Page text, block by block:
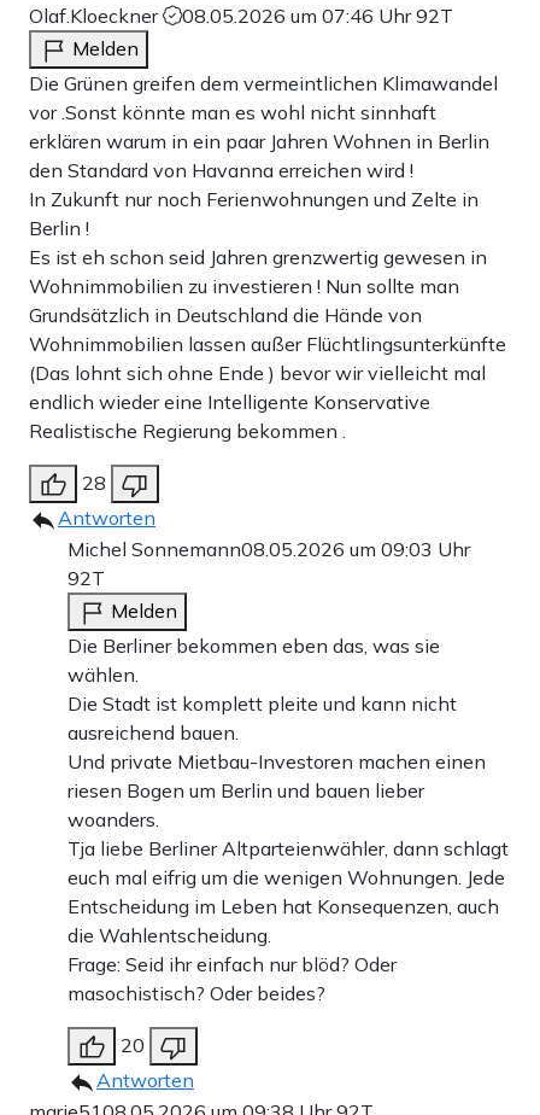
Olaf.Kloeckner
08.05.2026 um 07:46 Uhr92T
Melden
Die Grünen greifen dem vermeintlichen Klimawandel
vor .Sonst könnte man es wohl nicht sinnhaft
erklären warum in ein paar Jahren Wohnen in Berlin
den Standard von Havanna erreichen wird !
In Zukunft nur noch Ferienwohnungen und Zelte in
Berlin !
Es ist eh schon seid Jahren grenzwertig gewesen in
Wohnimmobilien zu investieren ! Nun sollte man
Grundsätzlich in Deutschland die Hände von
Wohnimmobilien lassen außer Flüchtlingsunterkünfte
(Das lohnt sich ohne Ende ) bevor wir vielleicht mal
endlich wieder eine Intelligente Konservative
Realistische Regierung bekommen .
28
Antworten
Michel Sonnemann08.05.2026 um 09:03 Uhr
92T
Melden
Die Berliner bekommen eben das, was sie
wählen.
Die Stadt ist komplett pleite und kann nicht
ausreichend bauen.
Und private Mietbau-Investoren machen einen
riesen Bogen um Berlin und bauen lieber
woanders.
Tja liebe Berliner Altparteienwähler, dann schlagt
euch mal eifrig um die wenigen Wohnungen. Jede
Entscheidung im Leben hat Konsequenzen, auch
die Wahlentscheidung.
Frage: Seid ihr einfach nur blöd? Oder
masochistisch? Oder beides?
20
Antworten